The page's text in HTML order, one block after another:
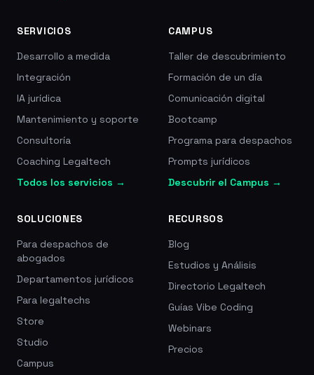
SERVICIOS
Desarrollo a medida
Integración
IA jurídica
Mantenimiento y soporte
Consultoría
Coaching Legaltech
Todos los servicios →
CAMPUS
Taller de descubrimiento
Formación de un día
Comunicación digital
Bootcamp
Programa para despachos
Prompts jurídicos
Descubrir el Campus →
SOLUCIONES
Para despachos de
abogados
Departamentos jurídicos
Para legaltechs
Store
Studio
Campus
RECURSOS
Blog
Estudios y Análisis
Directorio Legaltech
Guías Vibe Coding
Webinars
Precios